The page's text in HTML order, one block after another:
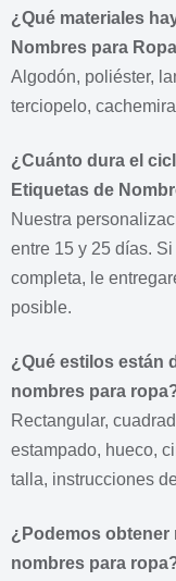
¿Qué materiales
Nombres para
Algodón, poliéster,
terciopelo,
¿Cuánto dura el
Etiquetas de
Nuestra
entre 15 y 25 días. Si
completa, le
posible.
¿Qué estilos están
nombres para
Rectangular,
estampado, hueco,
talla, instrucciones
¿Podemos obtener
nombres para